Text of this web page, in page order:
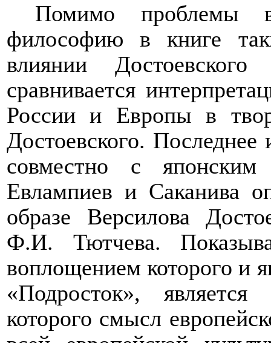
Помимо проблемы
философию в книге
влиянии
сравнивается
России и Европы в
Достоевского. Последнее
совместно с
Евлампиев и Саканива
образе Версилова
Ф.И. Тютчева.
воплощением которого и
«Подросток»,
которого смысл